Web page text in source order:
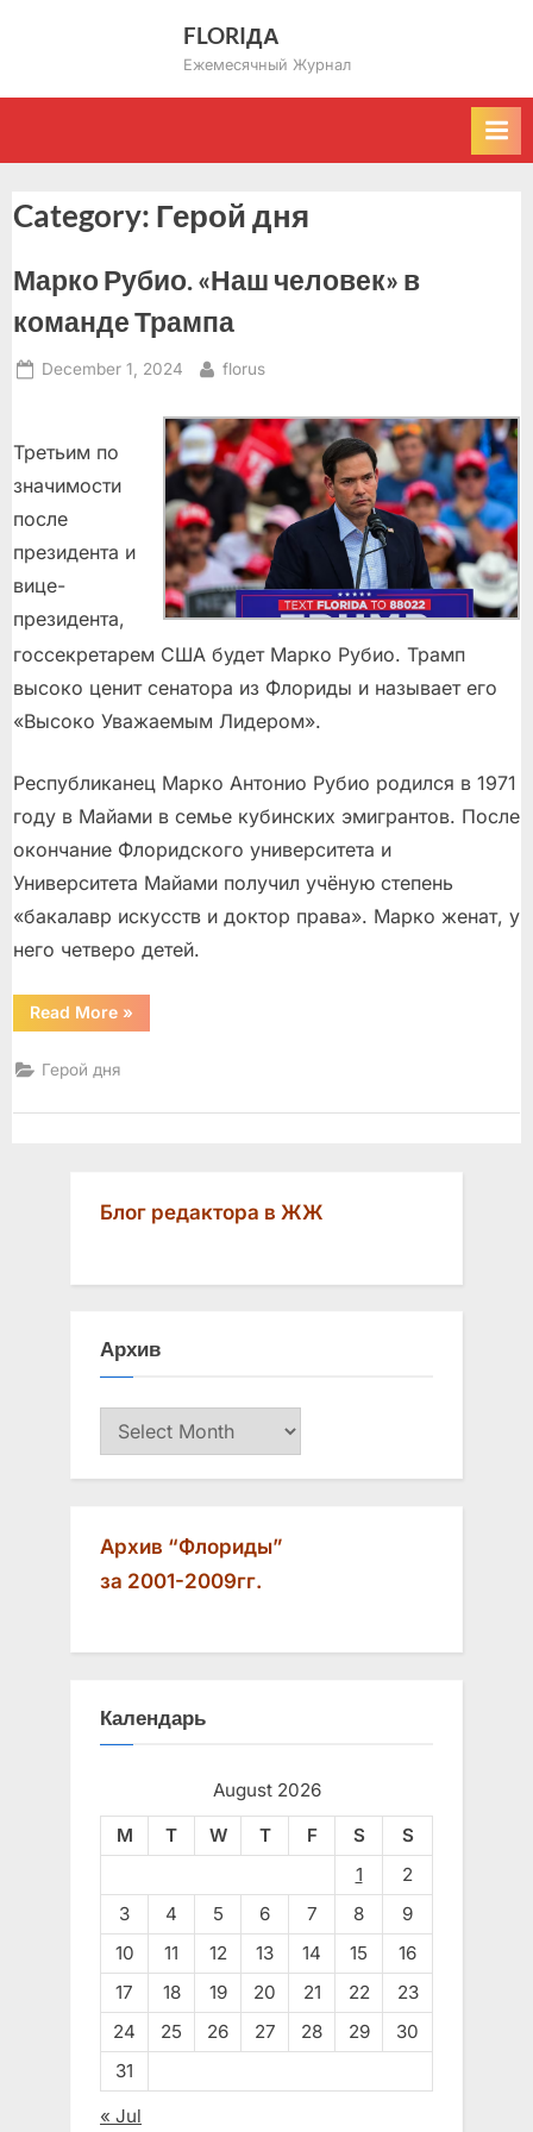
FLORIДА
Ежемесячный Журнал
Category: Герой дня
Марко Рубио. «Наш человек» в
команде Трампа
Posted
December 1, 2024 By
florus
Третьим по
значимости
после
президента и
вице-
президента,
госсекретарем США будет Марко Рубио. Трамп
высоко ценит сенатора из Флориды и называет его
«Высоко Уважаемым Лидером».
Республиканец Марко Антонио Рубио родился в 1971
году в Майами в семье кубинских эмигрантов. После
окончание Флоридского университета и
Университета Майами получил учёную степень
«бакалавр искусств и доктор права». Марко женат, у
него четверо детей.
Read More“Марко
Рубио.
в
Трампа”
»
Герой дня
Блог редактора в ЖЖ
Архив
Архив
Архив “Флориды”
за 2001-2009гг.
Календарь
August 2026
M
T W T F S
S
1
2
3
4 5 6 7 8
9
10
11 12 13 14 15
16
17
18 19 20 21 22
23
24
25 26 27 28 29
30
31
« Jul